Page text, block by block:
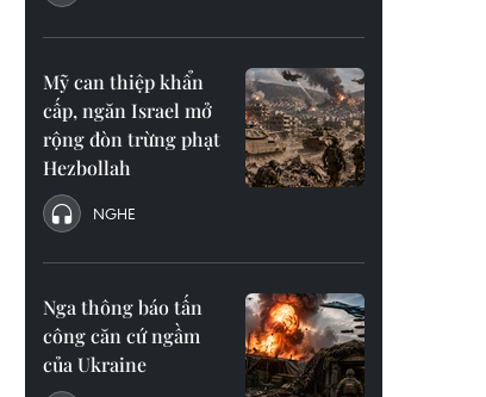
Mỹ can thiệp khẩn
cấp, ngăn Israel mở
rộng đòn trừng phạt
Hezbollah
NGHE
Nga thông báo tấn
công căn cứ ngầm
của Ukraine